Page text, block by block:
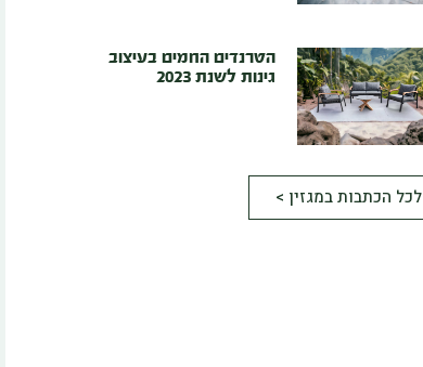
הטרנדים החמים בעיצוב
גינות לשנת 2023
לכל הכתבות במגזין >